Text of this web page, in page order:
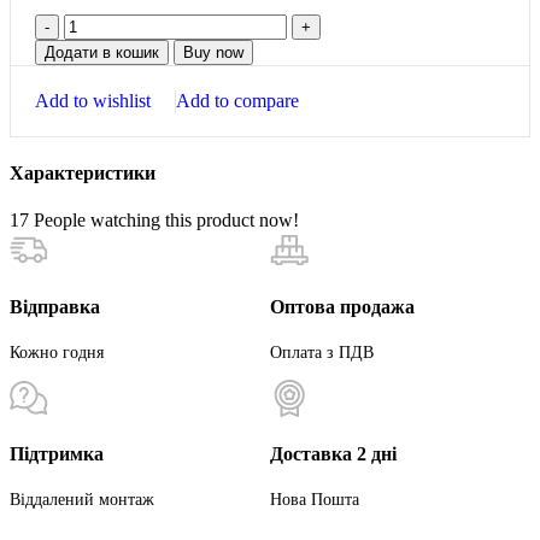
Додати в кошик Buy now
Add to wishlist Add to compare
Характеристики
17 People watching this product now!
Відправка
Кожно годня
Оптова продажа
Оплата з ПДВ
Підтримка
Віддалений монтаж
Доставка 2 дні
Нова Пошта